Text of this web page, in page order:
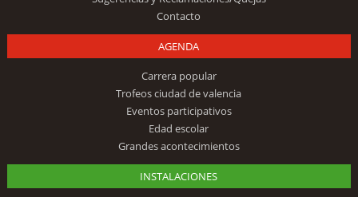
Contacto
AGENDA
Carrera popular
Trofeos ciudad de valencia
Eventos participativos
Edad escolar
Grandes acontecimientos
INSTALACIONES